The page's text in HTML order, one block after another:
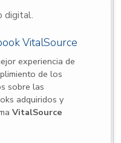
digital.
VitalSource
experiencia de
de los
sobre las
adquiridos y
VitalSource